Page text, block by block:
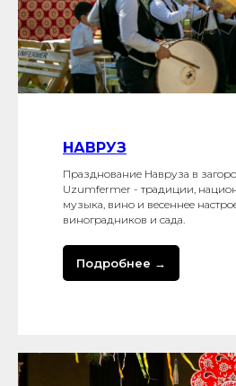
НАВРУЗ
Празднование Навруза в
Uzumfermer - традиции,
музыка, вино и весеннее
виноградников и сада.
Подробнее →